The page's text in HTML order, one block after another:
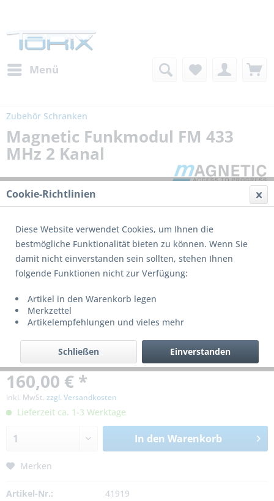
Menü
Zubehör Schranken
Magnetic Funkmodul FM 433
MHz 2 Kanal
160,00 € *
inkl. MwSt. zzgl. Versandkosten
Lieferzeit ca. 1-3 Werktage
In den Warenkorb
Merken
Artikel-Nr.: 41919
Cookie-Richtlinien
Diese Website verwendet Cookies, um Ihnen die
bestmögliche Funktionalität bieten zu können. Wenn Sie
damit nicht einverstanden sein sollten, stehen Ihnen
folgende Funktionen nicht zur Verfügung:
Artikel in den Warenkorb legen
Merkzettel
Artikelempfehlungen und vieles mehr
Einverstanden
Schließen